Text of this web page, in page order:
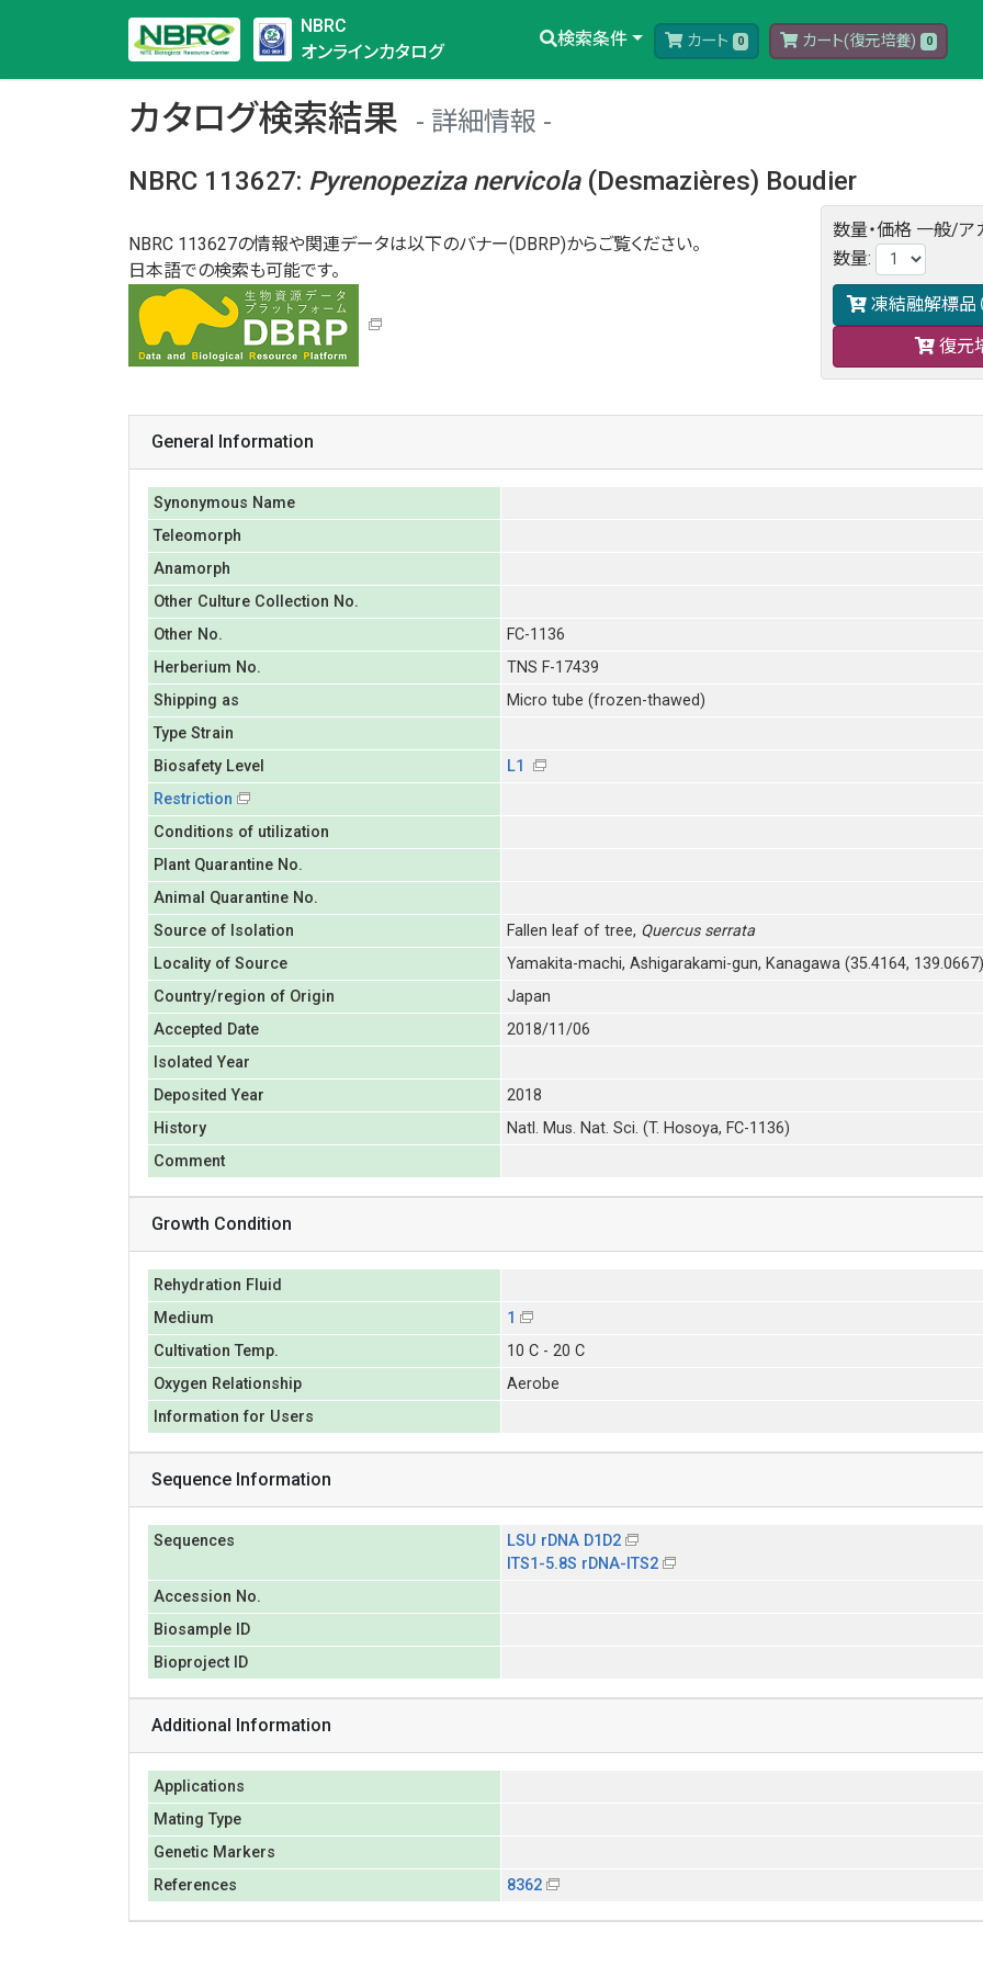
NBRC
オンラインカタログ
検索条件 カート 0 カート(復元培養) 0
カタログ検索結果
詳細情報
NBRC 113627: Pyrenopeziza nervicola(Desmazières) Boudier
NBRC 113627の情報や関連データは以下のバナー(DBRP)からご覧ください。
日本語での検索も可能です。
数量・価格 一般/ア
数量:
凍結融解標品
復元
General Information
Synonymous Name
Teleomorph
Anamorph
Other Culture Collection No.
Other No.
FC-1136
Herberium No.
TNS F-17439
Shipping as
Micro tube (frozen-thawed)
Type Strain
Biosafety Level
L1
Restriction
Conditions of utilization
Plant Quarantine No.
Animal Quarantine No.
Source of Isolation
Fallen leaf of tree, Quercus serrata
Locality of Source
Yamakita-machi, Ashigarakami-gun, Kanagawa (35.4164, 139.0667)
Country/region of Origin
Japan
Accepted Date
2018/11/06
Isolated Year
Deposited Year
2018
History
Natl. Mus. Nat. Sci. (T. Hosoya, FC-1136)
Comment
Growth Condition
Rehydration Fluid
Medium
1
Cultivation Temp.
10 C - 20 C
Oxygen Relationship
Aerobe
Information for Users
Sequence Information
Sequences
LSU rDNA D1D2
ITS1-5.8S rDNA-ITS2
Accession No.
Biosample ID
Bioproject ID
Additional Information
Applications
Mating Type
Genetic Markers
References
8362